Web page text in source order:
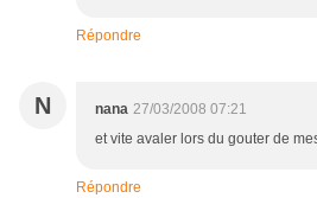
Répondre
N nana 27/03/2008 07:21
et vite avaler lors du gouter de
Répondre